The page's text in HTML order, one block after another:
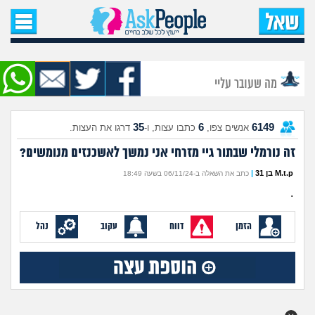
עמוד הבית
שאל שאלה
שאלות חדשות
שאלות שעוררו עניין
עצות חדשות
מה קורה כאן?
מתחם הטיפים
מדורים
מה שעובר עליי
6149 אנשים צפו, 6 כתבו עצות, ו-35 דרגו את העצות.
זה נורמלי שבתור גיי מזרחי אני נמשך לאשכנזים מנומשים?
M.t.p בן 31 | כתב את השאלה ב-06/11/24 בשעה 18:49
.
הזמן דווח עקוב נהל